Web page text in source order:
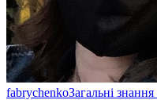
fabrychenkoЗагальні знання